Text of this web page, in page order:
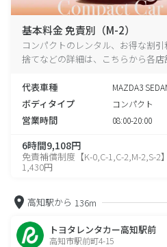
基本料金 免責別（M-2）
コンパクトのレンタル、お得な割
捨てなどの詳細は、こちらから各店
代表車種 MAZDA3
ボディタイプ コンパクト
営業時間 08:00-20:00
6時間9,108円
免責補償制度【K-0,C-1,C-2,M-2,S-2】
1,430円
高知駅から 136m
トヨタレンタカー高知駅前
高知市駅前町4-15